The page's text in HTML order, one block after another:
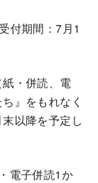
付期間：7月1
・併読、電
』をもれなく
以降を予定し
電子併読1か